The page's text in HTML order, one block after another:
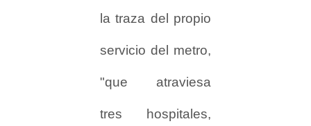
la traza del propio
servicio del metro,
"que atraviesa
tres hospitales,